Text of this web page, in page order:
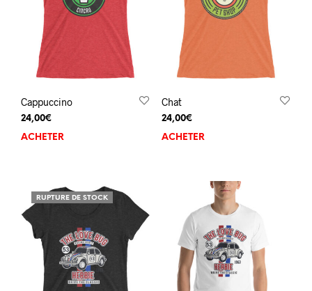
Cappuccino
24,00€
ACHETER
Chat
24,00€
ACHETER
RUPTURE DE STOCK